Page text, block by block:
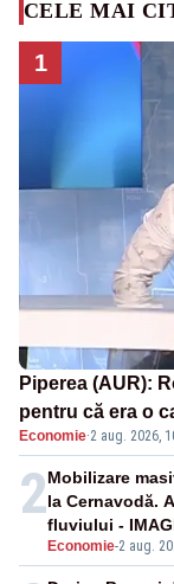
CELE MAI
1
Piperea (AUR):
pentru că era o
pensii
Economie·2 aug. 2026,
2
Economie-2 aug.
Mobilizare
la Cernavodă.
fluviului -